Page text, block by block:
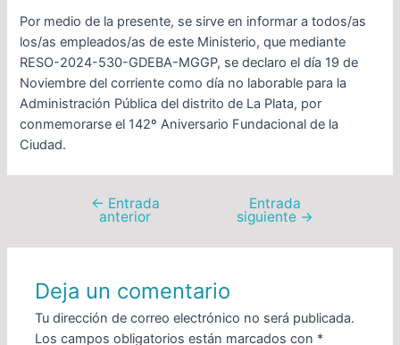
Por medio de la presente, se sirve en informar a todos/as
los/as empleados/as de este Ministerio, que mediante
RESO-2024-530-GDEBA-MGGP, se declaro el día 19 de
Noviembre del corriente como día no laborable para la
Administración Pública del distrito de La Plata, por
conmemorarse el 142º Aniversario Fundacional de la
Ciudad.
← Entrada
anterior
Entrada
siguiente →
Deja un comentario
Tu dirección de correo electrónico no será publicada.
Los campos obligatorios están marcados con *